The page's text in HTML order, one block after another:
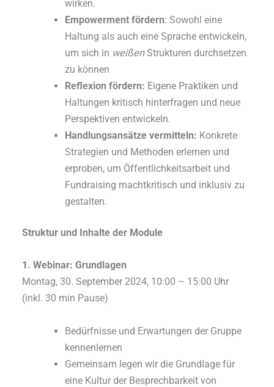
wirken.
Empowerment fördern: Sowohl eine
Haltung als auch eine Sprache entwickeln,
um sich in weißenStrukturen durchsetzen
zu können
Reflexion fördern: Eigene Praktiken und
Haltungen kritisch hinterfragen und neue
Perspektiven entwickeln.
Handlungsansätze vermitteln: Konkrete
Strategien und Methoden erlernen und
erproben, um Öffentlichkeitsarbeit und
Fundraising machtkritisch und inklusiv zu
gestalten.
Struktur und Inhalte der Module
1. Webinar: Grundlagen
Montag, 30. September 2024, 10:00 – 15:00 Uhr
(inkl. 30 min Pause)
Bedürfnisse und Erwartungen der Gruppe
kennenlernen
Gemeinsam legen wir die Grundlage für
eine Kultur der Besprechbarkeit von